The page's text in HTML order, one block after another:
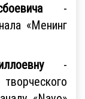
-
«Менинг
-